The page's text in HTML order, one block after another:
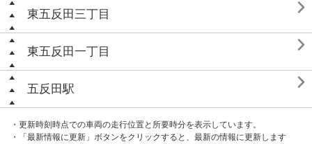
東五反田三丁目 
東五反田一丁目 
五反田駅 
・更新時刻時点での車両の走行位置と所要時分を表示しています。
・「最新情報に更新」ボタンをクリックすると、最新の情報に更新します